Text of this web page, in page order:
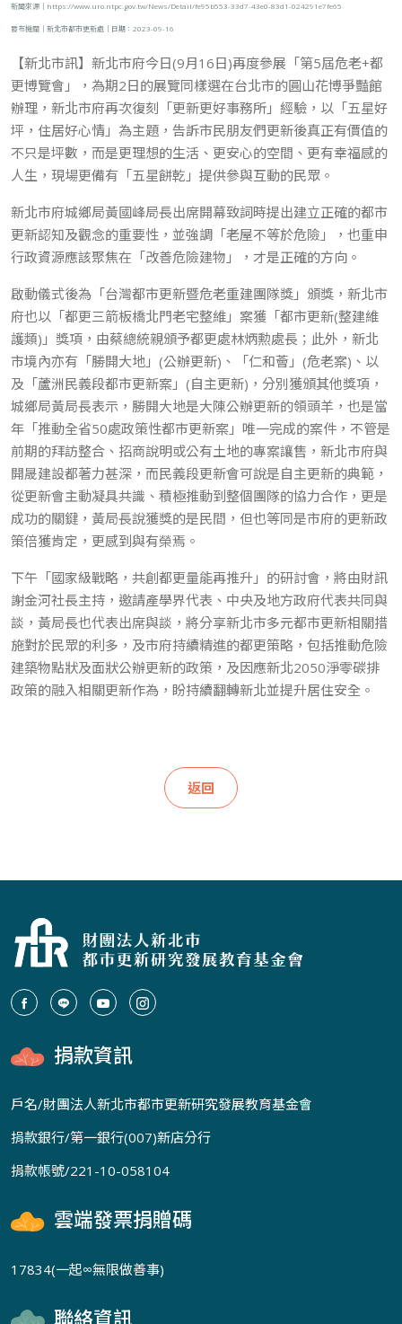
新聞來源｜ https://www.uro.ntpc.gov.tw/News/Detail/fe95b553-33d7-43e0-83d1-024291e7fe65
發布機關 ｜ 新北市都市更新處｜日期：2023-09-16
【新北市訊】新北市府今日(9月16日)再度參展「第5屆危老+都
更博覽會」，為期2日的展覽同樣選在台北市的圓山花博爭豔館
辦理，新北市府再次復刻「更新更好事務所」經驗，以「五星好
坪，住居好心情」為主題，告訴市民朋友們更新後真正有價值的
不只是坪數，而是更理想的生活、更安心的空間、更有幸福感的
人生，現場更備有「五星餅乾」提供參與互動的民眾。
新北市府城鄉局黃國峰局長出席開幕致詞時提出建立正確的都市
更新認知及觀念的重要性，並強調「老屋不等於危險」，也重申
行政資源應該聚焦在「改善危險建物」，才是正確的方向。
啟動儀式後為「台灣都市更新暨危老重建團隊獎」頒獎，新北市
府也以「都更三箭板橋北門老宅整維」案獲「都市更新(整建維
護類)」獎項，由蔡總統親頒予都更處林炳勲處長；此外，新北
市境內亦有「勝開大地」(公辦更新)、「仁和薈」(危老案)、以
及「蘆洲民義段都市更新案」(自主更新)，分別獲頒其他獎項，
城鄉局黃局長表示，勝開大地是大陳公辦更新的領頭羊，也是當
年「推動全省50處政策性都市更新案」唯一完成的案件，不管是
前期的拜訪整合、招商說明或公有土地的專案讓售，新北市府與
開晟建設都著力甚深，而民義段更新會可說是自主更新的典範，
從更新會主動凝具共識、積極推動到整個團隊的協力合作，更是
成功的關鍵，黃局長說獲獎的是民間，但也等同是市府的更新政
策倍獲肯定，更感到與有榮焉。
下午「國家級戰略，共創都更量能再推升」的研討會，將由財訊
謝金河社長主持，邀請產學界代表、中央及地方政府代表共同與
談，黃局長也代表出席與談，將分享新北市多元都市更新相關措
施對於民眾的利多，及市府持續精進的都更策略，包括推動危險
建築物點狀及面狀公辦更新的政策，及因應新北2050淨零碳排
政策的融入相關更新作為，盼持續翻轉新北並提升居住安全。
返回
捐款資訊
戶名/財團法人新北市都市更新研究發展教育基金會
捐款銀行/第一銀行(007)新店分行
捐款帳號/221-10-058104
雲端發票捐贈碼
17834(一起∞無限做善事)
聯絡資訊